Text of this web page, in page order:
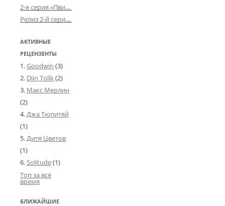
2-я серия «Пвин Тикса» от 2-D
Релиз 2-й серии «БДСМ-людей» от «Аркада Фильм»
АКТИВНЫЕ
РЕЦЕНЗЕНТЫ
Goodwin (3)
Djin Tolik(2)
Макс Мерлин
(2)
Джа Тюпитяй
(1)
Дитя Цветов
(1)
Solitude(1)
Топ за всё
время
БЛИЖАЙШИЕ